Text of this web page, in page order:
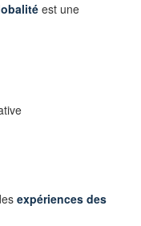
est une
expériences des